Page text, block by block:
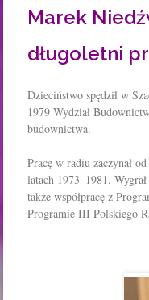
Marek
długoletni
Dzieciństwo spędził w
1979 Wydział
budownictwa.
Pracę w radiu zaczynał
latach 1973–1981.
także współpracę z
Programie III Polskiego